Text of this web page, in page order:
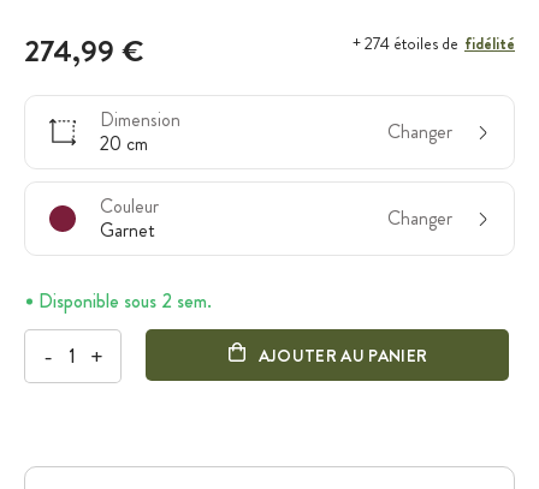
274,99 € + 274 étoiles de fidélité
Dimension
20 cm
Changer
Couleur
Garnet
Changer
Disponible sous 2 sem.
- + AJOUTER AU PANIER